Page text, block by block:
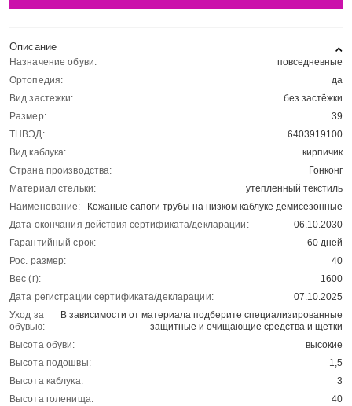
Описание
Назначение обуви:
повседневные
Ортопедия:
да
Вид застежки:
без застёжки
Размер:
39
ТНВЭД:
6403919100
Вид каблука:
кирпичик
Страна производства:
Гонконг
Материал стельки:
утепленный текстиль
Наименование:
Кожаные сапоги трубы на низком каблуке демисезонные
Дата окончания действия сертификата/декларации:
06.10.2030
Гарантийный срок:
60 дней
Рос. размер:
40
Вес (г):
1600
Дата регистрации сертификата/декларации:
07.10.2025
Уход за
обувью:
В зависимости от материала подберите специализированные
защитные и очищающие средства и щетки
Высота обуви:
высокие
Высота подошвы:
1,5
Высота каблука:
3
Высота голенища:
40